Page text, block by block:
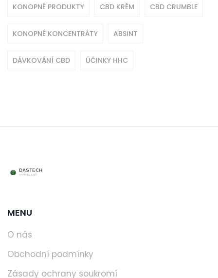
KONOPNÉ PRODUKTY CBD KRÉM CBD CRUMBLE
KONOPNÉ KONCENTRÁTY ABSINT
DÁVKOVÁNÍ CBD ÚČINKY HHC
MENU
O nás
Obchodní podmínky
Zásady ochrany soukromí